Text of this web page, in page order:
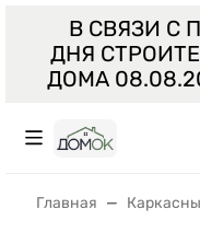
В СВЯЗИ С
ДНЯ
ДОМА
Главная